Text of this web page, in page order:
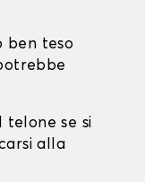
ben teso
telone se si
alla